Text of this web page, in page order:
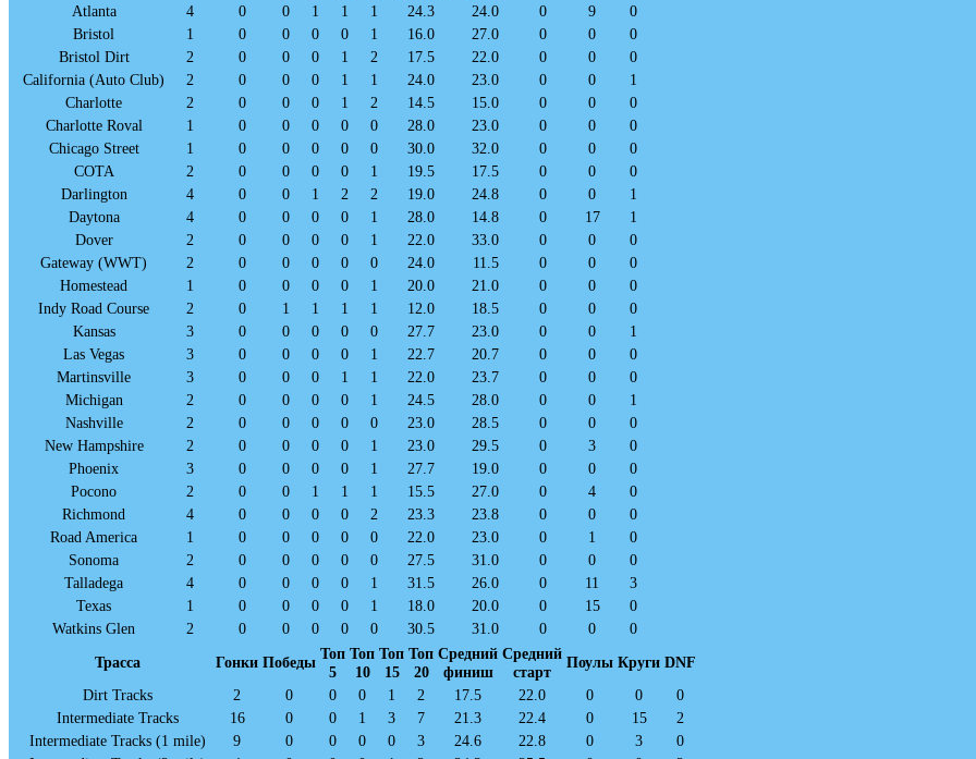
Atlanta
4 0 0 1 1 1 24.3 24.0 0 9
0
Bristol
1 0 0 0 0 1 16.0 27.0 0 0
0
Bristol Dirt
2 0 0 0 1 2 17.5 22.0 0 0
0
California (Auto Club)
2 0 0 0 1 1 24.0 23.0 0 0
1
Charlotte
2 0 0 0 1 2 14.5 15.0 0 0
0
Charlotte Roval
1 0 0 0 0 0 28.0 23.0 0 0
0
Chicago Street
1 0 0 0 0 0 30.0 32.0 0 0
0
COTA
2 0 0 0 0 1 19.5 17.5 0 0
0
Darlington
4 0 0 1 2 2 19.0 24.8 0 0
1
Daytona
4 0 0 0 0 1 28.0 14.8 0 17
1
Dover
2 0 0 0 0 1 22.0 33.0 0 0
0
Gateway (WWT)
2 0 0 0 0 0 24.0 11.5 0 0
0
Homestead
1 0 0 0 0 1 20.0 21.0 0 0
0
Indy Road Course
2 0 1 1 1 1 12.0 18.5 0 0
0
Kansas
3 0 0 0 0 0 27.7 23.0 0 0
1
Las Vegas
3 0 0 0 0 1 22.7 20.7 0 0
0
Martinsville
3 0 0 0 1 1 22.0 23.7 0 0
0
Michigan
2 0 0 0 0 1 24.5 28.0 0 0
1
Nashville
2 0 0 0 0 0 23.0 28.5 0 0
0
New Hampshire
2 0 0 0 0 1 23.0 29.5 0 3
0
Phoenix
3 0 0 0 0 1 27.7 19.0 0 0
0
Pocono
2 0 0 1 1 1 15.5 27.0 0 4
0
Richmond
4 0 0 0 0 2 23.3 23.8 0 0
0
Road America
1 0 0 0 0 0 22.0 23.0 0 1
0
Sonoma
2 0 0 0 0 0 27.5 31.0 0 0
0
Talladega
4 0 0 0 0 1 31.5 26.0 0 11
3
Texas
1 0 0 0 0 1 18.0 20.0 0 15
0
Watkins Glen
2 0 0 0 0 0 30.5 31.0 0 0
0
Трасса
Гонки Победы Топ
5
Топ
10
Топ
15
Топ
20
Средний
финиш
Средний
старт
Поулы Круги DNF
Dirt Tracks
2 0 0 0 1 2 17.5 22.0 0 0
0
Intermediate Tracks
16 0 0 1 3 7 21.3 22.4 0 15
2
Intermediate Tracks (1 mile)
9 0 0 0 0 3 24.6 22.8 0 3
0